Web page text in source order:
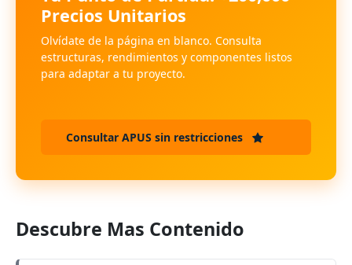
Precios Unitarios
Olvídate de la página en blanco. Consulta
estructuras, rendimientos y componentes listos
para adaptar a tu proyecto.
Consultar APUS sin restricciones
Descubre Mas Contenido